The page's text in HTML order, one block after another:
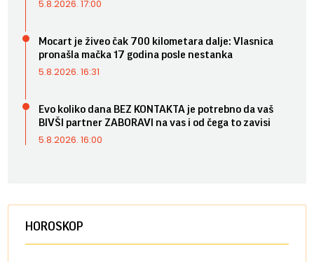
5.8.2026. 17:00
Mocart je živeo čak 700 kilometara dalje: Vlasnica
pronašla mačka 17 godina posle nestanka
5.8.2026. 16:31
Evo koliko dana BEZ KONTAKTA je potrebno da vaš
BIVŠI partner ZABORAVI na vas i od čega to zavisi
5.8.2026. 16:00
HOROSKOP